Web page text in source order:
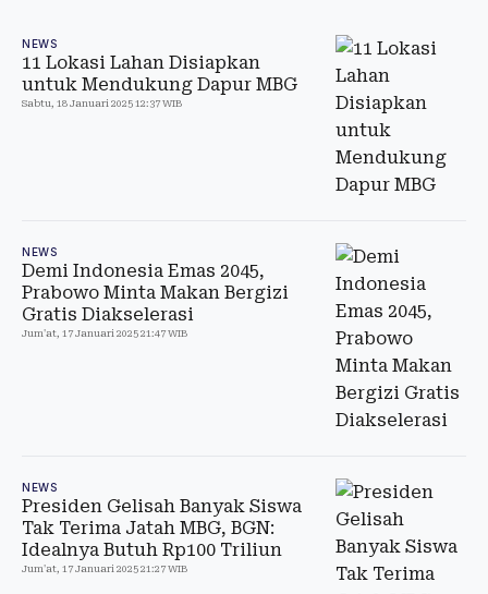
NEWS
11 Lokasi Lahan Disiapkan
untuk Mendukung Dapur MBG
Sabtu, 18 Januari 2025 12:37 WIB
NEWS
Demi Indonesia Emas 2045,
Prabowo Minta Makan Bergizi
Gratis Diakselerasi
Jum'at, 17 Januari 2025 21:47 WIB
NEWS
Presiden Gelisah Banyak Siswa
Tak Terima Jatah MBG, BGN:
Idealnya Butuh Rp100 Triliun
Jum'at, 17 Januari 2025 21:27 WIB